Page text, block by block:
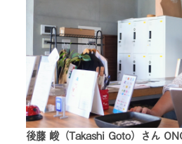
後藤 峻（Takashi Goto）さん